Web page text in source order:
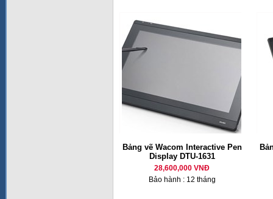
Bảng vẽ Wacom Interactive Pen
Display DTU-1631
28,600,000 VNĐ
Bảo hành : 12 tháng